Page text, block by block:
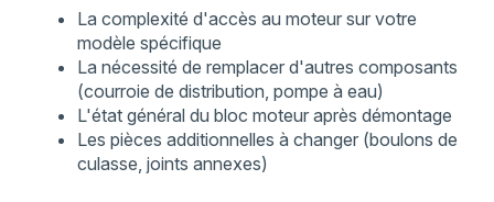
La complexité d'accès au moteur sur votre
modèle spécifique
La nécessité de remplacer d'autres composants
(courroie de distribution, pompe à eau)
L'état général du bloc moteur après démontage
Les pièces additionnelles à changer (boulons de
culasse, joints annexes)